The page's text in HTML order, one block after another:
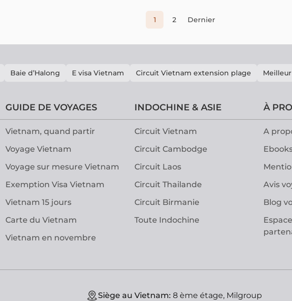
1 2 Dernier
Baie d’Halong E visa Vietnam Circuit Vietnam extension plage
GUIDE DE VOYAGES
Vietnam, quand partir
Voyage Vietnam
Voyage sur mesure Vietnam
Exemption Visa Vietnam
Vietnam 15 jours
Carte du Vietnam
Vietnam en novembre
INDOCHINE & ASIE
Circuit Vietnam
Circuit Cambodge
Circuit Laos
Circuit Thailande
Circuit Birmanie
Toute Indochine
À
A
Avis
Blog
Siège au Vietnam: 8 ème étage, Milgroup